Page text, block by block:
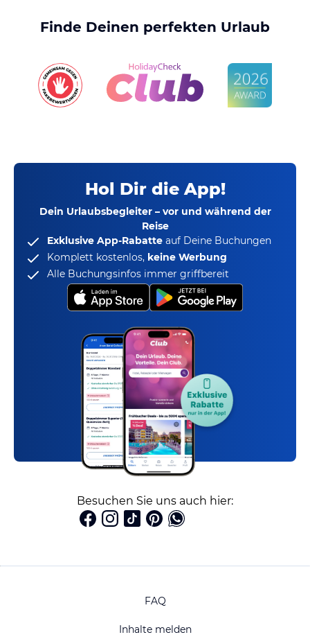
Finde Deinen perfekten Urlaub
Hol Dir die App!
Dein Urlaubsbegleiter – vor und während der
Reise
Exklusive App-Rabatte auf Deine Buchungen
Komplett kostenlos, keine Werbung
Alle Buchungsinfos immer griffbereit
Besuchen Sie uns auch hier:
FAQ
Inhalte melden